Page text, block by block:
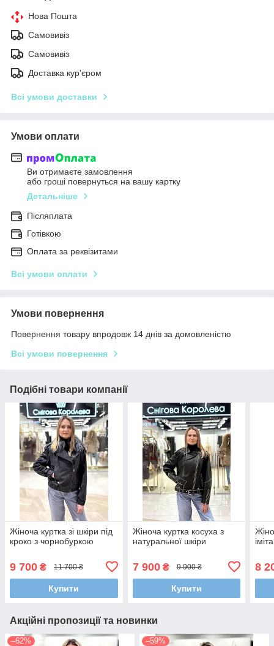
Нова Пошта
Самовивіз
Самовивіз
Доставка кур'єром
Всі умови доставки
Умови оплати
Ви отримаєте замовлення
або гроші повернуться на вашу картку
Детальніше
Післяплата
Готівкою
Оплата за реквізитами
Всі умови оплати
Умови повернення
Повернення товару впродовж 14 днів за домовленістю
Всі умови повернення
Подібні товари компанії
Жіноча куртка зі шкіри під
кроко з чорнобуркою
9 700 ₴ 11 700 ₴
Купити
Жіноча куртка косуха з
натуральної шкіри
7 900₴ 9 900 ₴
Купити
8
Акційні пропозиції та новинки
–62% –59%